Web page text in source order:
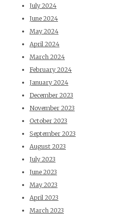
July 2024
June 2024
May 2024
April 2024
March 2024
February 2024
January 2024
December 2023
November 2023
October 2023
September 2023
August 2023
July 2023
June 2023
May 2023
April 2023
March 2023